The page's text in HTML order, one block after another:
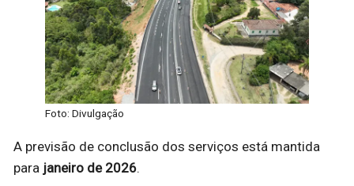
Foto: Divulgação
A previsão de conclusão dos serviços está mantida
para janeiro de 2026.